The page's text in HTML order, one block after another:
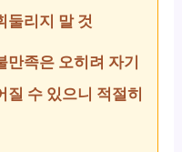
둘리지 말 것
만족은 오히려 자기
질 수 있으니 적절히